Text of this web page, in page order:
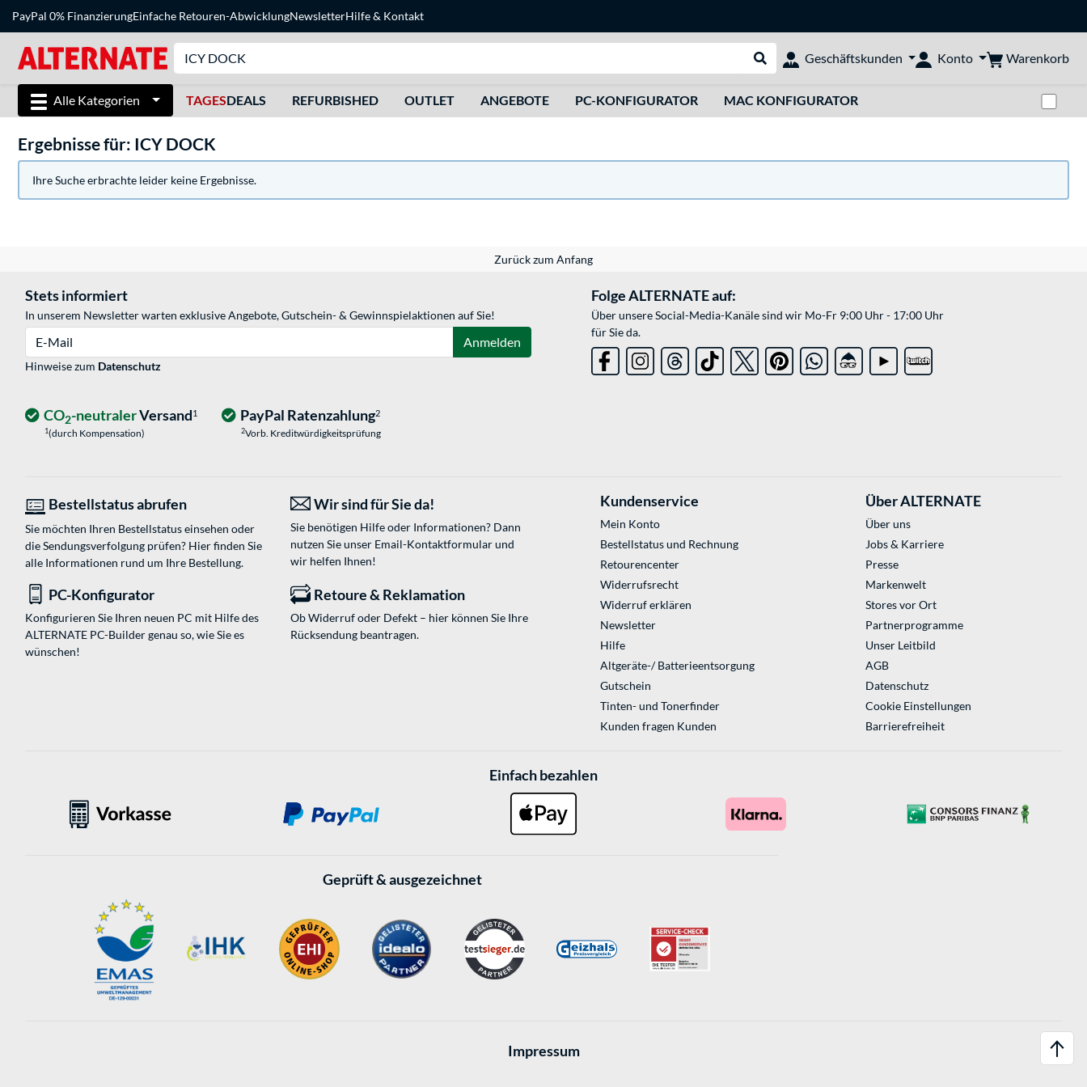
PayPal 0% FinanzierungEinfache Retouren-AbwicklungNewsletterHilfe& Kontakt
Suche durchführen
Geschäftskunden Konto Warenkorb
Alle Kategorien TAGESDEALS REFURBISHED OUTLET ANGEBOTE PC-KONFIGURATOR MAC KONFIGURATOR
Ergebnisse für: ICY DOCK
Ihre Suche erbrachte leider keine Ergebnisse.
Zurück zum Anfang
Stets informiert
In unserem Newsletter warten exklusive Angebote, Gutschein- & Gewinnspielaktionen auf Sie!
Anmelden
Hinweise zum Datenschutz
Folge ALTERNATE auf:
Über unsere Social-Media-Kanäle sind wir Mo-Fr 9:00 Uhr - 17:00 Uhr
für Sie da.
CO2-neutralerVersand1
1(durch Kompensation)
PayPal Ratenzahlung2
2Vorb. Kreditwürdigkeitsprüfung
Bestellstatus abrufen
Sie möchten Ihren Bestellstatus einsehen oder
die Sendungsverfolgung prüfen? Hier finden Sie
alle Informationen rund um Ihre Bestellung.
Wir sind für Sie da!
Sie benötigen Hilfe oder Informationen? Dann
nutzen Sie unser Email-Kontaktformularund
wir helfen Ihnen!
PC-Konfigurator
Konfigurieren Sie Ihren neuen PC mit Hilfe des
ALTERNATE PC-Builder genau so, wie Sie es
wünschen!
Retoure & Reklamation
Ob Widerruf oder Defekt – hier können Sie Ihre
Rücksendung beantragen.
Kundenservice
Mein Konto
Bestellstatus und Rechnung
Retourencenter
Widerrufsrecht
Widerruf erklären
Newsletter
Hilfe
Altgeräte-/ Batterieentsorgung
Gutschein
Tinten- und Tonerfinder
Kunden fragen Kunden
Über ALTERNATE
Über uns
Jobs & Karriere
Presse
Markenwelt
Stores vor Ort
Partnerprogramme
Unser Leitbild
AGB
Datenschutz
Cookie Einstellungen
Barrierefreiheit
Einfach bezahlen
Geprüft & ausgezeichnet
Impressum